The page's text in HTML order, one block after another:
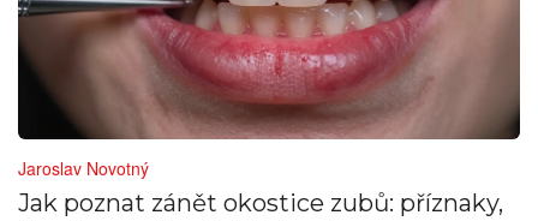
Jaroslav Novotný
Jak poznat zánět okostice zubů: příznaky,